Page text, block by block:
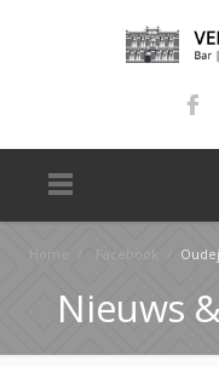
Home Facebook
Nieuws